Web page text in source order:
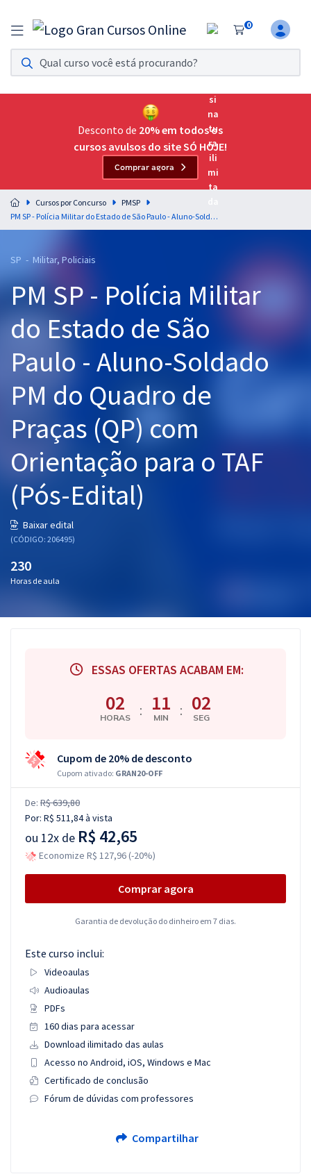
0
Assinatura Ilimitada 11
Acesso a todos os cursos. Teste grátis por 7 dias!
Assinatura OAB Até Passar
Acesso ilimitado a toda preparação para o Exame da
Residências Multiprofissionais
Preparação completa e intensiva para as principais
residências em saúde do Brasil
Cursos 20% OFF
Pós
Graduação
OAB
Questões grátis
Conteúdo gratuito
Blog
Aprovados
Desconto de 20% em todos os
cursos avulsos do site SÓ HOJE!
Comprar agora
Cursos por Concurso
PMSP
PM SP - Polícia Militar do Estado de São Paulo - Aluno-Soldado PM do Quadro de Praças (QP) com Orientação para o TAF (Pós-Edital)
SP - Militar, Policiais
PM SP - Polícia Militar
do Estado de São
Paulo - Aluno-Soldado
PM do Quadro de
Praças (QP) com
Orientação para o TAF
(Pós-Edital)
Baixar edital
(CÓDIGO: 206495)
230
Horas de aula
ESSAS OFERTAS ACABAM EM:
02
HORAS : 11
MIN : 02
SEG
Cupom de 20% de desconto
Cupom ativado: GRAN20-OFF
De: R$ 639,80
Por: R$ 511,84à vista
ou 12x de R$ 42,65
Economize R$ 127,96 (-20%)
Comprar agora
Garantia de devolução do dinheiro em 7 dias.
Este curso inclui:
Videoaulas
Audioaulas
PDFs
160 dias para acessar
Download ilimitado das aulas
Acesso no Android, iOS, Windows e Mac
Certificado de conclusão
Fórum de dúvidas com professores
Compartilhar